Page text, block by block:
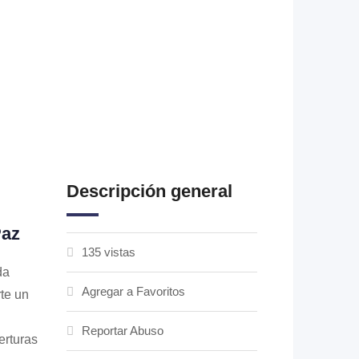
un
Descripción general
135 vistas
Agregar a Favoritos
Reportar Abuso